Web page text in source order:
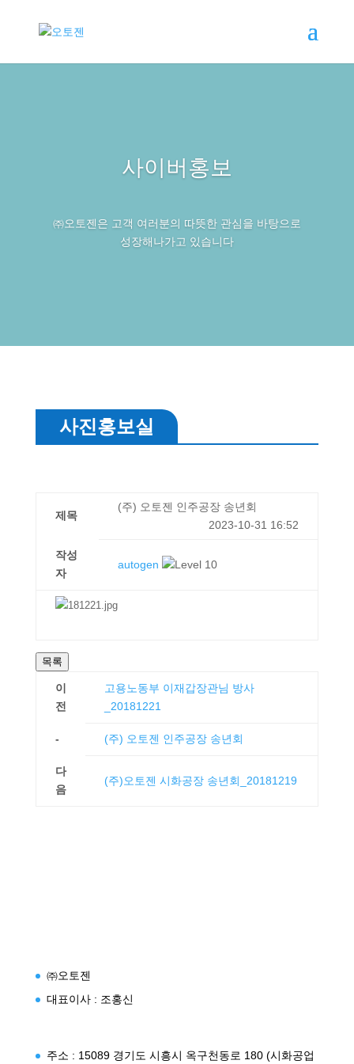
사이버홍보
㈜오토젠은 고객 여러분의 따뜻한 관심을 바탕으로
성장해나가고 있습니다
사진홍보실
제목
(주) 오토젠 인주공장 송년회
2023-10-31 16:52
작성
자
autogen
목록
이
전
고용노동부 이재갑장관님 방사
_20181221
- (주) 오토젠 인주공장 송년회
다
음
(주)오토젠 시화공장 송년회_20181219
㈜오토젠
대표이사 : 조홍신
주소 : 15089 경기도 시흥시 옥구천동로 180 (시화공업